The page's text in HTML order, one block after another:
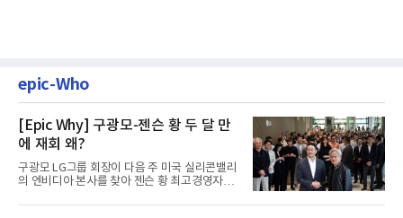
epic-Who
[Epic Why] 구광모-젠슨 황 두 달 만
에 재회 왜?
구광모 LG그룹 회장이 다음 주 미국 실리콘밸리
의 엔비디아 본사를 찾아 젠슨 황 최고경영자